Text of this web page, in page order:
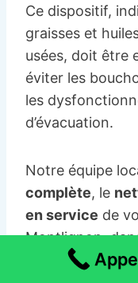
Ce dispositif,
graisses et
usées, doit être
éviter les
les
d’évacuation.
Notre équipe
complète, le
en service de
Montlignon,
normes